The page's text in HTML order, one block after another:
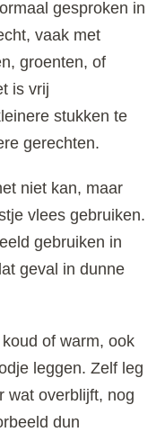
gesproken in
vaak met
groenten, of
is vrij
stukken te
gerechten.
niet kan, maar
vlees gebruiken.
gebruiken in
geval in dunne
of warm, ook
leggen. Zelf leg
wat overblijft, nog
dun